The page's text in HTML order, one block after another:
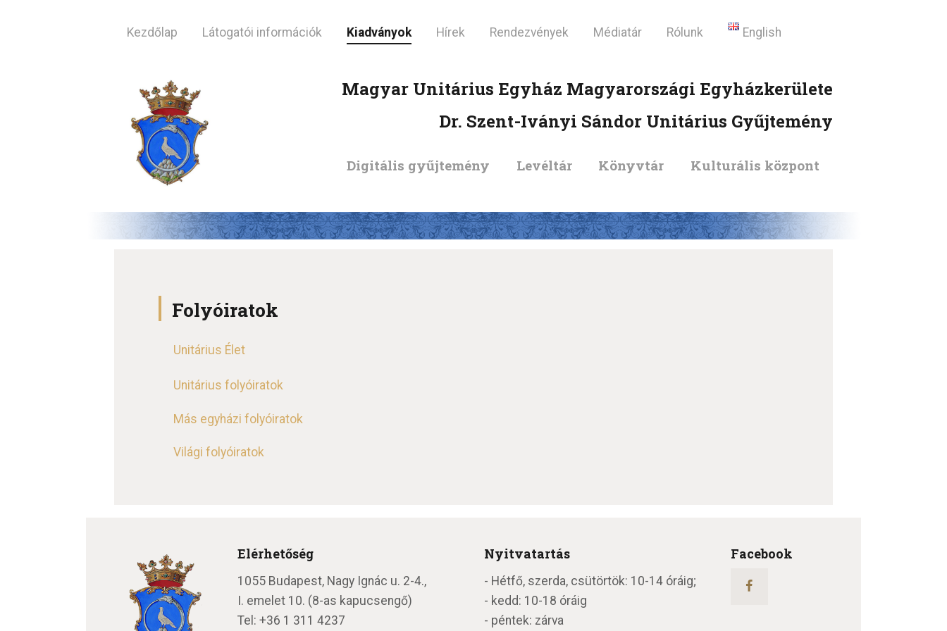
Kezdőlap Látogatói információk Kiadványok Hírek Rendezvények Médiatár Rólunk English
Magyar Unitárius Egyház Magyarországi Egyházkerülete
Dr. Szent-Iványi Sándor Unitárius Gyűjtemény
Digitális gyűjtemény Levéltár Könyvtár Kulturális központ
KEZDŐLAP
INFORMÁCIÓK
RENDEZVÉNYEK
Folyóiratok
Unitárius Élet
Unitárius folyóiratok
Más egyházi folyóiratok
Világi folyóiratok
Elérhetőség
1055 Budapest, Nagy Ignác u. 2-4.,
I. emelet 10. (8-as kapucsengő)
Tel: +36 1 311 4237
Nyitvatartás
- Hétfő, szerda, csütörtök: 10-14 óráig;
- kedd: 10-18 óráig
- péntek: zárva
Facebook